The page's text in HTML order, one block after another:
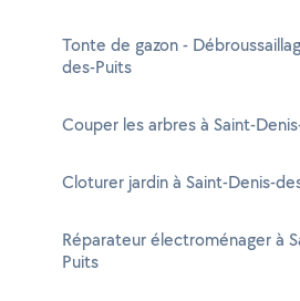
Tonte de gazon -
des-Puits
Couper les arbres à Saint-
Cloturer jardin à Saint-Denis-
Réparateur électroménager à
Puits